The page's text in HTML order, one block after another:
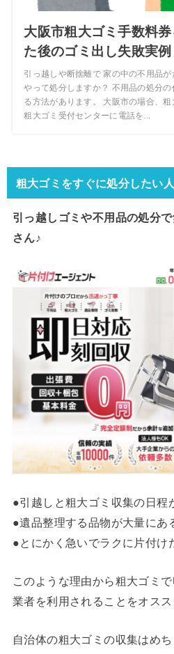
大阪市粗大ゴミ手数料
た後のゴミ出し失敗実
引っ越しや断捨離で 家の中の不用品
やって処分しますか？ 不用品の処分
る方法があります。 大阪市の場合、
粗大ゴミ受付センターに電話を...
粗大ゴミをすぐに処分したい
引っ越しゴミや不用品の処分で
さん♪
●引越しと粗大ゴミ収集の日程
●遺品整理する品物が大量にあ
●とにかく急いでラクに片付け
このような理由から粗大ゴミ
業者を利用されることをオスス
自治体の粗大ゴミの収集はめち